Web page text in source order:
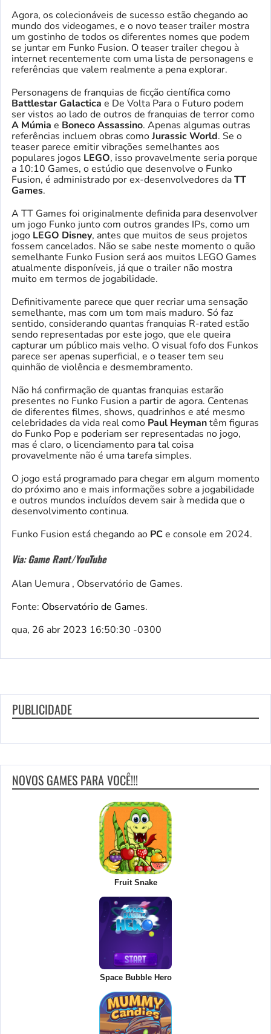
Agora, os colecionáveis de sucesso estão chegando ao
mundo dos videogames, e o novo teaser trailer mostra
um gostinho de todos os diferentes nomes que podem
se juntar em Funko Fusion. O teaser trailer chegou à
internet recentemente com uma lista de personagens e
referências que valem realmente a pena explorar.
Personagens de franquias de ficção científica como
Battlestar Galactica e De Volta Para o Futuro podem
ser vistos ao lado de outros de franquias de terror como
A Múmia e Boneco Assassino. Apenas algumas outras
referências incluem obras comoJurassic World. Se o
teaser parece emitir vibrações semelhantes aos
populares jogos LEGO, isso provavelmente seria porque
a 10:10 Games, o estúdio que desenvolve o Funko
Fusion, é administrado por ex-desenvolvedores daTT
Games.
A TT Games foi originalmente definida para desenvolver
um jogo Funko junto com outros grandes IPs, como um
jogo LEGO Disney, antes que muitos de seus projetos
fossem cancelados. Não se sabe neste momento o quão
semelhante Funko Fusion será aos muitos LEGO Games
atualmente disponíveis, já que o trailer não mostra
muito em termos de jogabilidade.
Definitivamente parece que quer recriar uma sensação
semelhante, mas com um tom mais maduro. Só faz
sentido, considerando quantas franquias R-rated estão
sendo representadas por este jogo, que ele queira
capturar um público mais velho. O visual fofo dos Funkos
parece ser apenas superficial, e o teaser tem seu
quinhão de violência e desmembramento.
Não há confirmação de quantas franquias estarão
presentes no Funko Fusion a partir de agora. Centenas
de diferentes filmes, shows, quadrinhos e até mesmo
celebridades da vida real como Paul Heymantêm figuras
do Funko Pop e poderiam ser representadas no jogo,
mas é claro, o licenciamento para tal coisa
provavelmente não é uma tarefa simples.
O jogo está programado para chegar em algum momento
do próximo ano e mais informações sobre a jogabilidade
e outros mundos incluídos devem sair à medida que o
desenvolvimento continua.
Funko Fusion está chegando ao PCe console em 2024.
Via: Game Rant/YouTube
Alan Uemura , Observatório de Games.
Fonte: Observatório de Games.
qua, 26 abr 2023 16:50:30 -0300
PUBLICIDADE
NOVOS GAMES PARA VOCÊ!!!
Fruit Snake
Space Bubble Hero